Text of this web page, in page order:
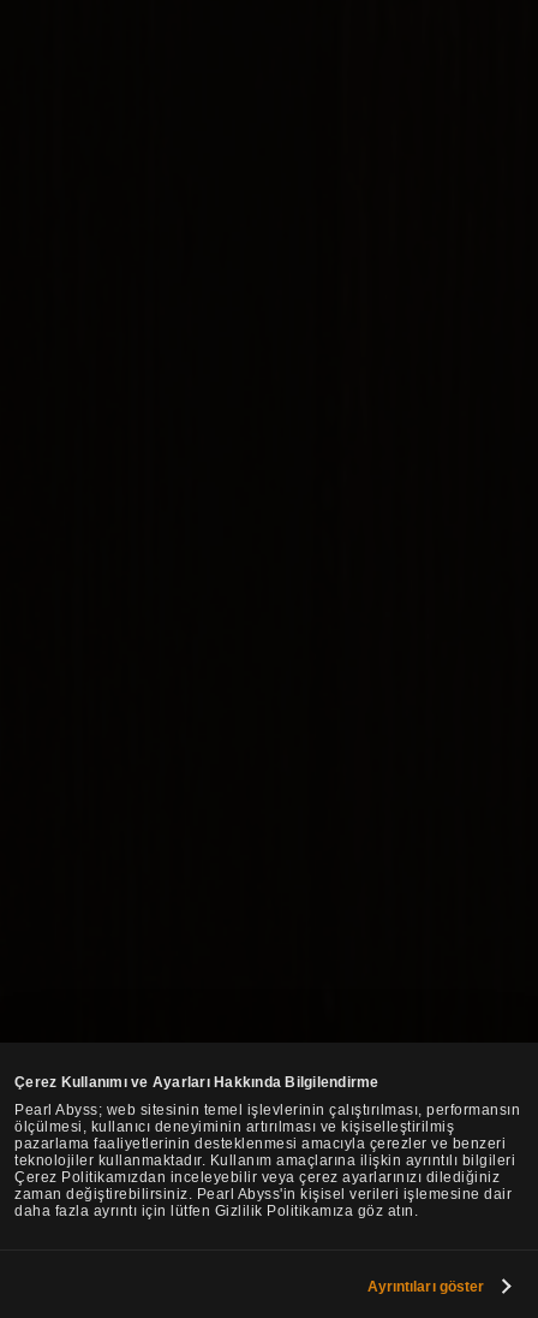
Çerez Kullanımı ve Ayarları Hakkında Bilgilendirme
Pearl Abyss; web sitesinin temel işlevlerinin çalıştırılması, performansın
ölçülmesi, kullanıcı deneyiminin artırılması ve kişiselleştirilmiş
pazarlama faaliyetlerinin desteklenmesi amacıyla çerezler ve benzeri
teknolojiler kullanmaktadır. Kullanım amaçlarına ilişkin ayrıntılı bilgileri
Çerez Politikamızdan inceleyebilir veya çerez ayarlarınızı dilediğiniz
zaman değiştirebilirsiniz. Pearl Abyss'in kişisel verileri işlemesine dair
daha fazla ayrıntı için lütfen Gizlilik Politikamıza göz atın.
Ayrıntıları göster